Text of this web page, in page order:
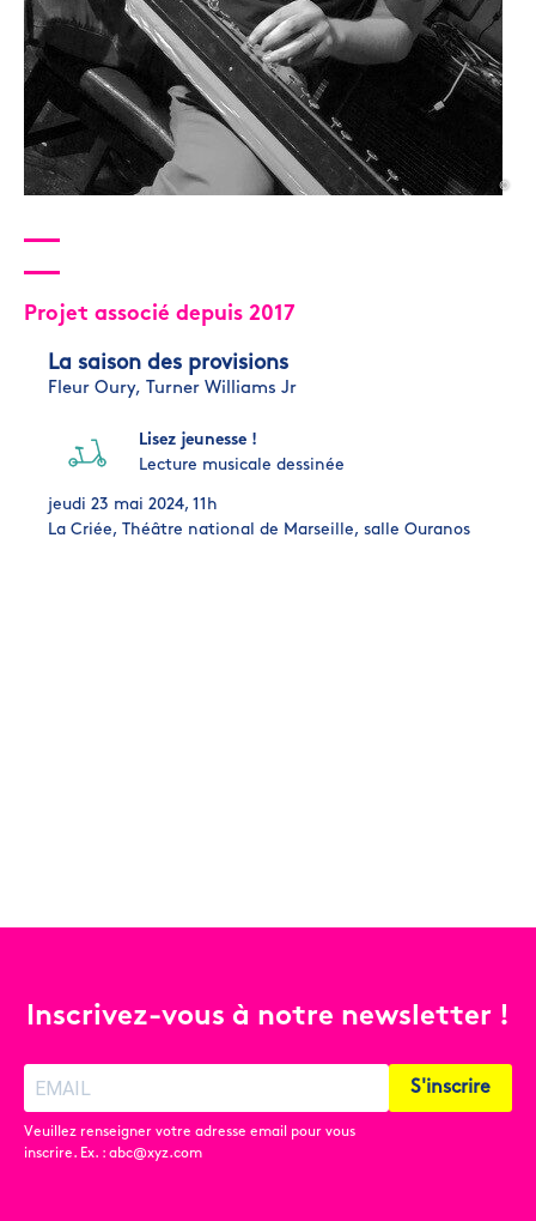
©
Projet associé depuis 2017
La saison des provisions
Fleur Oury, Turner Williams Jr
Lisez jeunesse !
Lecture musicale dessinée
jeudi 23 mai 2024, 11h
La Criée, Théâtre national de Marseille, salle Ouranos
Inscrivez-vous à notre newsletter !
Veuillez renseigner votre adresse email pour vous
inscrire. Ex. : abc@xyz.com
S'inscrire